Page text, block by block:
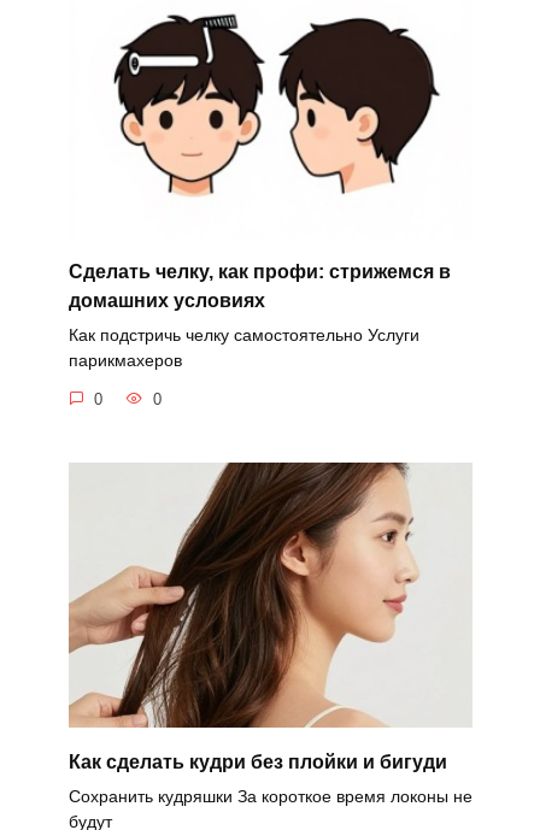
Сделать челку, как профи: стрижемся в
домашних условиях
Как подстричь челку самостоятельно Услуги
парикмахеров
0 0
Как сделать кудри без плойки и бигуди
Сохранить кудряшки За короткое время локоны не
будут